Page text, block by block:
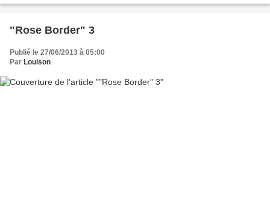
"Rose Border" 3
Publié le 27/06/2013 à 05:00
Par Louison